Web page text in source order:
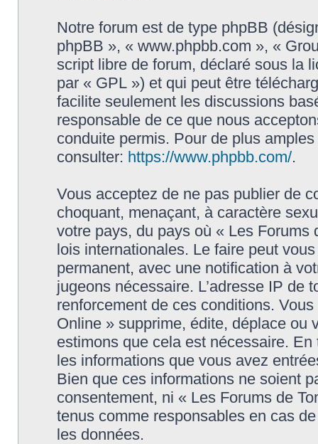
Notre forum est de type phpBB
phpBB », « www.phpbb.com », «
script libre de forum, déclaré sous la
par « GPL ») et qui peut être
facilite seulement les discussions
responsable de ce que nous
conduite permis. Pour de plus
consulter: https://www.phpbb.com/.
Vous acceptez de ne pas publier de
choquant, menaçant, à caractère
votre pays, du pays où « Les
lois internationales. Le faire peut
permanent, avec une notification à
jugeons nécessaire. L’adresse IP de
renforcement de ces conditions.
Online » supprime, édite, déplace ou
estimons que cela est nécessaire.
les informations que vous avez
Bien que ces informations ne soient
consentement, ni « Les Forums de
tenus comme responsables en cas
les données.